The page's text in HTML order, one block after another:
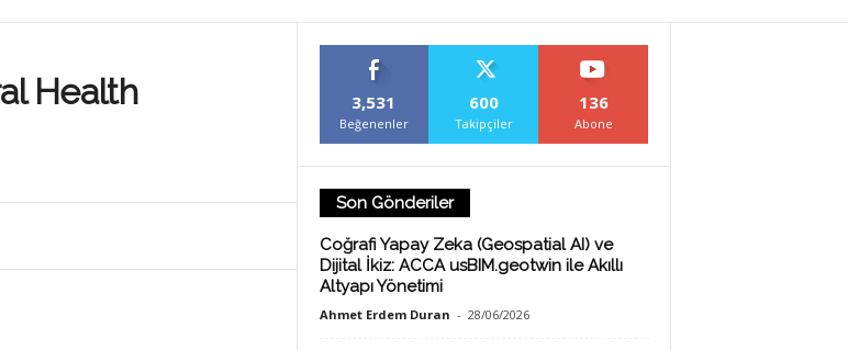
Health
3,531
Beğenenler
600
Takipçiler
136
Abone
Son Gönderiler
Coğrafi Yapay Zeka (Geospatial AI) ve
Dijital İkiz: ACCA usBIM.geotwin ile Akıllı
Altyapı Yönetimi
Ahmet Erdem Duran - 28/06/2026